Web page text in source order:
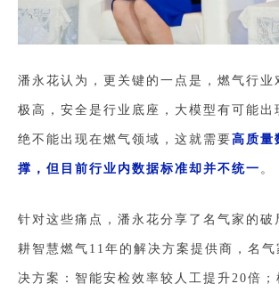
潘永花认为，更关键的一点是，燃气行业
极高，安全是行业底座，大模型有可能出
绝不能出现在燃气领域，这就需要高质量
撑，但目前行业内数据标准却并不统一 。
针对这些痛点，潘永花分享了名气家的破
耕智慧燃气11年的解决方案提供商，名
决方案：智能安检效率较人工提升20倍；